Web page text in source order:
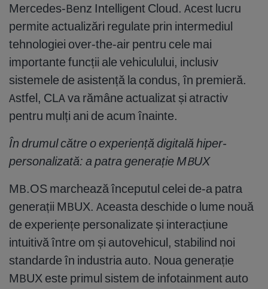
Mercedes-Benz Intelligent Cloud. Acest lucru
permite actualizări regulate prin intermediul
tehnologiei over-the-air pentru cele mai
importante funcții ale vehiculului, inclusiv
sistemele de asistență la condus, în premieră.
Astfel, CLA va rămâne actualizat și atractiv
pentru mulți ani de acum înainte.
În drumul către o experiență digitală hiper-
personalizată: a patra generație MBUX
MB.OS marchează începutul celei de-a patra
generații MBUX. Aceasta deschide o lume nouă
de experiențe personalizate și interacțiune
intuitivă între om și autovehicul, stabilind noi
standarde în industria auto. Noua generație
MBUX este primul sistem de infotainment auto